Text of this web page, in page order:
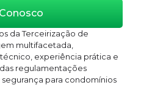
da Terceirização de
multifacetada,
experiência prática e
regulamentações
para condomínios